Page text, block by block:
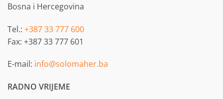
Bosna i Hercegovina
Tel.: +387 33 777 600
Fax: +387 33 777 601
E-mail: info@solomaher.ba
RADNO VRIJEME